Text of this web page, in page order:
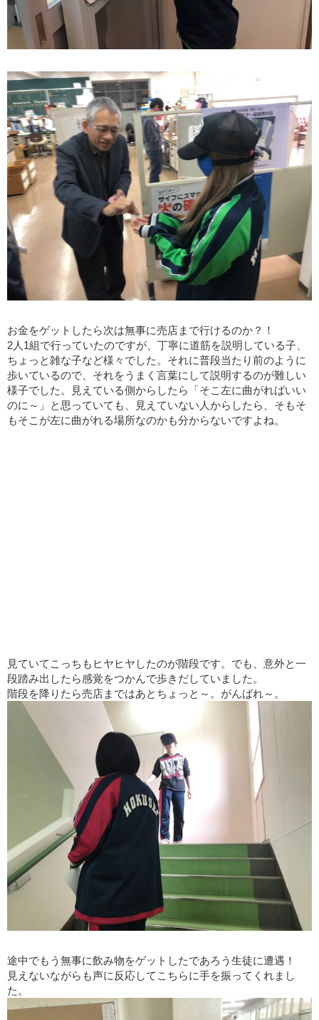
お金をゲットしたら次は無事に売店まで行けるのか？！
2人1組で行っていたのですが、丁寧に道筋を説明している子、
ちょっと雑な子など様々でした。それに普段当たり前のように
歩いているので、それをうまく言葉にして説明するのが難しい
様子でした。見えている側からしたら「そこ左に曲がればいい
のに～」と思っていても、見えていない人からしたら、そもそ
もそこが左に曲がれる場所なのかも分からないですよね。
見ていてこっちもヒヤヒヤしたのが階段です。でも、意外と一
段踏み出したら感覚をつかんで歩きだしていました。
階段を降りたら売店まではあとちょっと～。がんばれ～。
途中でもう無事に飲み物をゲットしたであろう生徒に遭遇！
見えないながらも声に反応してこちらに手を振ってくれまし
た。